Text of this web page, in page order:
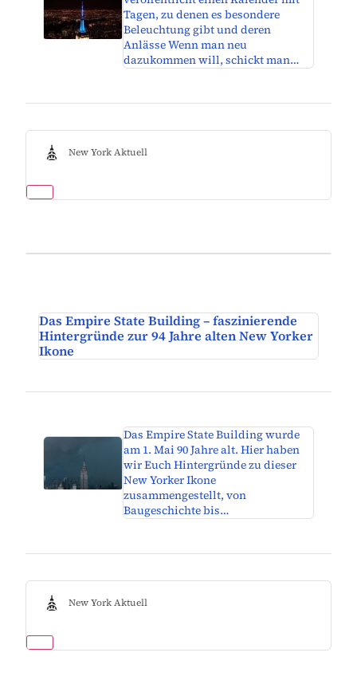
Tagen, zu denen es besondere
Beleuchtung gibt und deren
Anlässe Wenn man neu
dazukommen will, schickt man…
New York Aktuell
Das Empire State Building – faszinierende
Hintergründe zur 94 Jahre alten New Yorker
Ikone
Das Empire State Building wurde
am 1. Mai 90 Jahre alt. Hier haben
wir Euch Hintergründe zu dieser
New Yorker Ikone
zusammengestellt, von
Baugeschichte bis…
New York Aktuell